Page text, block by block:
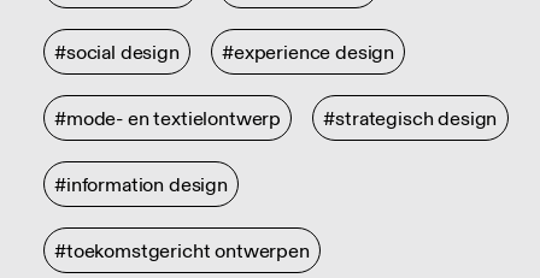
#social design #experience design
#mode- en textielontwerp #strategisch design
#information design
#toekomstgericht ontwerpen